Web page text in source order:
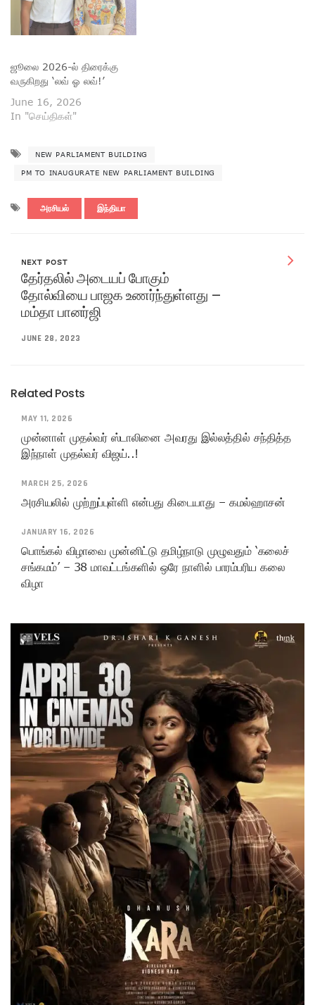
ஜூலை 2026-ல் திரைக்கு
வருகிறது ‘லவ் ஓ லவ்!’
June 16, 2026
In "செய்திகள்"
NEW PARLIAMENT BUILDING
PM TO INAUGURATE NEW PARLIAMENT BUILDING
அரசியல் இந்தியா
NEXT POST
தேர்தலில் அடையப் போகும்
தோல்வியை பாஜக உணர்ந்துள்ளது –
மம்தா பானர்ஜி
JUNE 28, 2023
Related Posts
MAY 11, 2026
முன்னாள் முதல்வர் ஸ்டாலினை அவரது இல்லத்தில் சந்தித்த
இந்நாள் முதல்வர் விஜய்..!
MARCH 25, 2026
அரசியலில் முற்றுப்புள்ளி என்பது கிடையாது – கமல்ஹாசன்
JANUARY 16, 2026
பொங்கல் விழாவை முன்னிட்டு தமிழ்நாடு முழுவதும் ‘கலைச்
சங்கமம்’ – 38 மாவட்டங்களில் ஒரே நாளில் பாரம்பரிய கலை
விழா